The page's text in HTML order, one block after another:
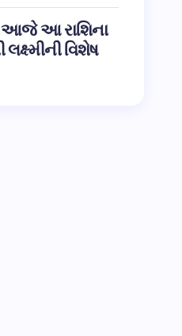
આજે આ રાશિના
વિશેષ